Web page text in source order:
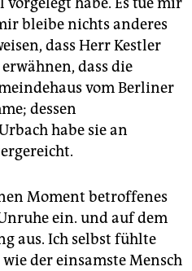
bleibe nichts anderes
dass Herr Kestler
dass die
vom Berliner
dessen
habe sie an
Moment betroffenes
ein. und auf dem
aus. Ich selbst fühlte
der einsamste Mensch